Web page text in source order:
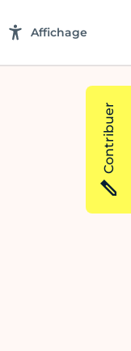
Affichage
Contribuer